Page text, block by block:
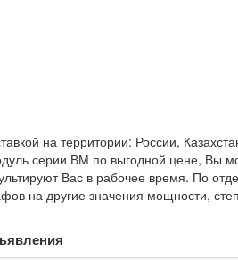
на территории: России,
серии ВМ по выгодной цене, Вы
Вас в рабочее время. По
на другие значения мощности,